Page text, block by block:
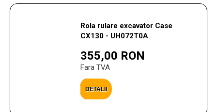
Rola rulare excavator Case
CX130 - UH072T0A
355,00 RON
Fara TVA
DETALII